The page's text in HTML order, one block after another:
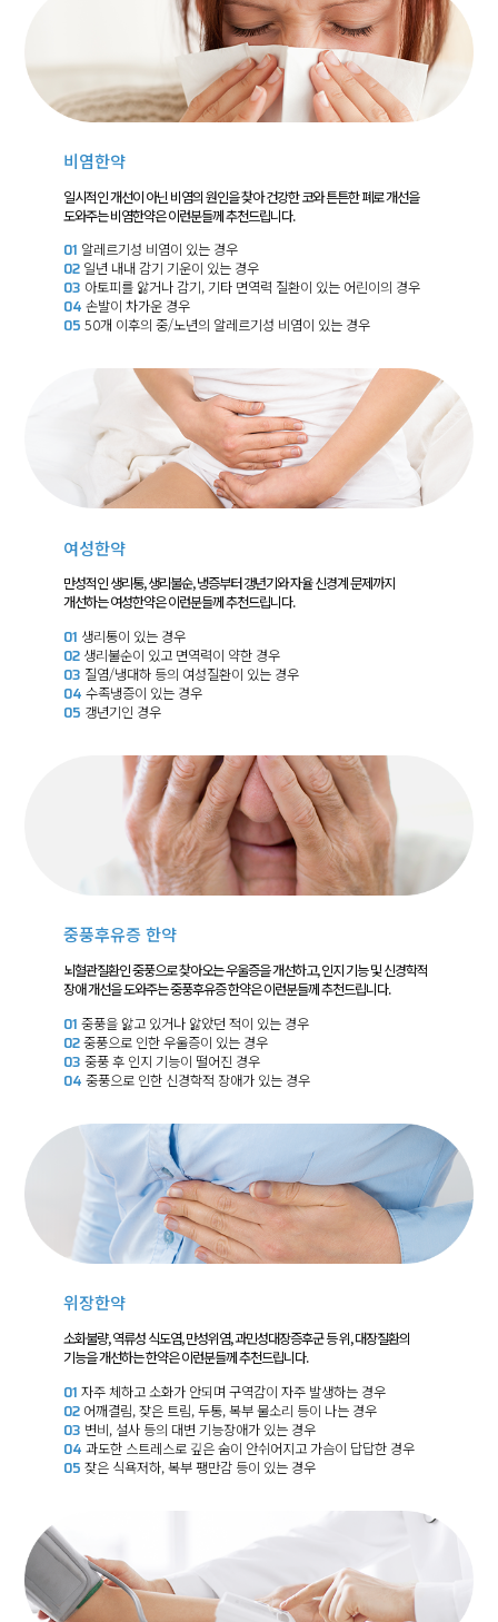
비염한약
일시적인 개선이 아닌 비염의 원인을 찾아 건강한 코와 튼튼한 폐로 개선을
도와주는 비염한약은 이런분들께 추천드립니다.
01 알레르기성 비염이 있는 경우
02일년 내내 감기 기운이 있는 경우
03 아토피를 앓거나 감기, 기타 면역력 질환이 있는 어린이의 경우
04 손발이 차가운 경우
05 50개 이후의 중/노년의 알레르기성 비염이 있는 경우
여성한약
만성적인 생리통, 생리불순, 냉증부터 갱년기와 자율 신경계 문제까지
개선하는 여성한약은 이런분들께 추천드립니다.
01 생리통이 있는 경우
02생리불순이 있고 면역력이 약한 경우
03 질염/냉대하 등의 여성질환이 있는 경우
04 수족냉증이 있는 경우
05 갱년기인 경우
중풍후유증 한약
뇌혈관질환인 중풍으로 찾아오는 우울증을 개선하고, 인지 기능 및 신경학적
장애 개선을 도와주는 중풍후유증 한약은 이런분들께 추천드립니다.
01 중풍을 앓고 있거나 앓았던 적이 있는 경우
02중풍으로 인한 우울증이 있는 경우
03 중풍 후 인지 기능이 떨어진 경우
04 중풍으로 인한 신경학적 장애가 있는 경우
위장한약
소화불량, 역류성 식도염, 만성위염, 과민성대장증후군 등 위, 대장질환의
기능을 개선하는 한약은 이런분들께 추천드립니다.
01 자주 체하고 소화가 안되며 구역감이 자주 발생하는 경우
02어깨결림, 잦은 트림, 두통, 복부 물소리 등이 나는 경우
03 변비, 설사 등의 대변 기능장애가 있는 경우
04 과도한 스트레스로 깊은 숨이 안쉬어지고 가슴이 답답한 경우
05 잦은 식욕저하, 복부 팽만감 등이 있는 경우